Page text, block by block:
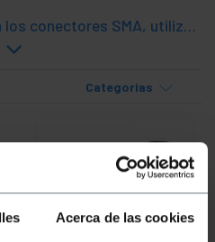
Acerca de las cookies
Adaptadores basados en los conectores SMA, utilizados en los puntos de acceso y adaptadores wireless 802.11 para conexión con las antenas y su cableado. La característica es que los adaptadores de esta subfamilia tienen la rosca la izquierda (reversed thread).
Categorías